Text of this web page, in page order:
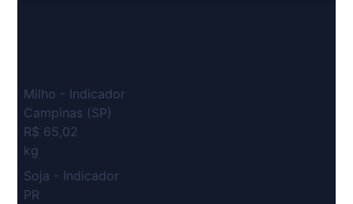
Milho - Indicador
Campinas (SP)
R$ 65,02
kg
Soja - Indicador
PR